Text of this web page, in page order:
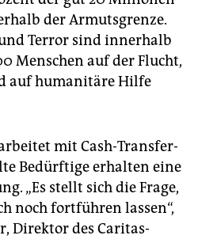
der Armutsgrenze.
Terror sind innerhalb
Menschen auf der Flucht,
auf humanitäre Hilfe
mit Cash-Transfer-
Bedürftige erhalten eine
„Es stellt sich die Frage,
noch fortführen lassen“,
Direktor des Caritas-